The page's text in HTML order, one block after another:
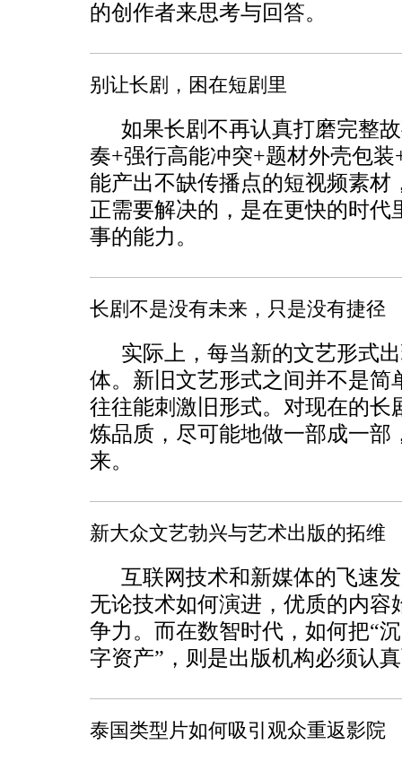
的创作者来思考与回答。
别让长剧，困在短剧里
如果长剧不再认真打磨完整
奏+强行高能冲突+题材外壳包
能产出不缺传播点的短视频素材
正需要解决的，是在更快的时
事的能力。
长剧不是没有未来，只是没有捷径
实际上，每当新的文艺形式
体。新旧文艺形式之间并不是简
往往能刺激旧形式。对现在的长
炼品质，尽可能地做一部成一部
来。
新大众文艺勃兴与艺术出版的拓维
互联网技术和新媒体的飞速
无论技术如何演进，优质的内
争力。而在数智时代，如何把“
字资产”，则是出版机构必须认
泰国类型片如何吸引观众重返影院